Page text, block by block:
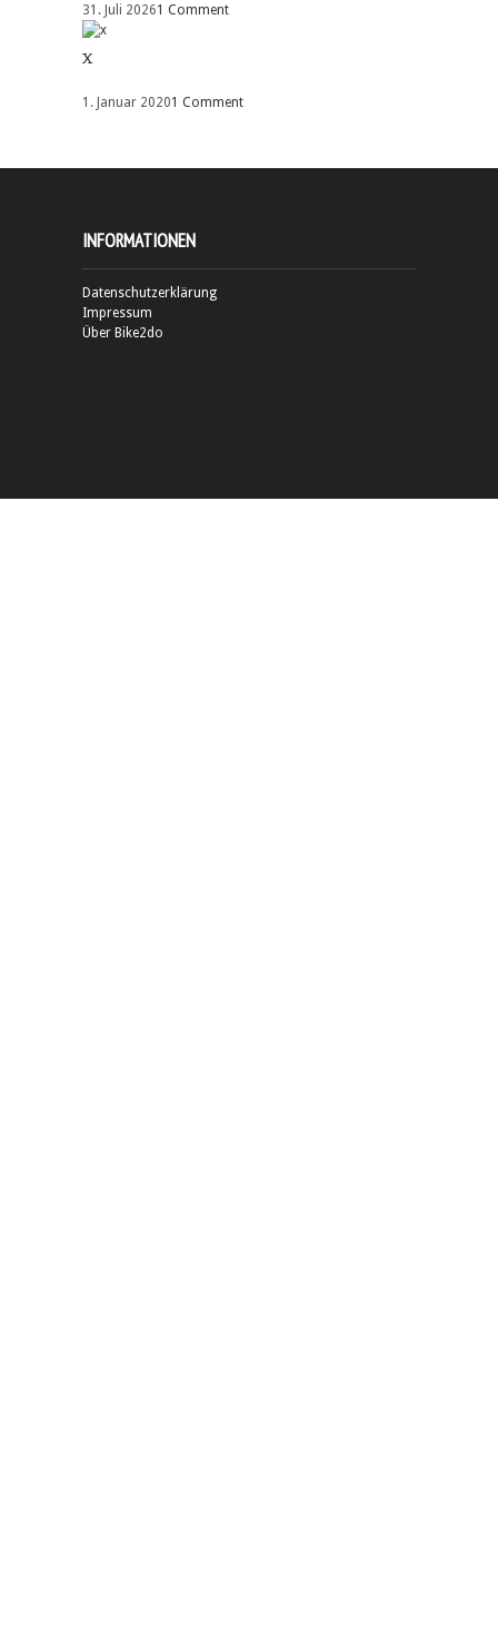
31. Juli 20261 Comment
x
1. Januar 20201 Comment
INFORMATIONEN
Datenschutzerklärung
Impressum
Über Bike2do